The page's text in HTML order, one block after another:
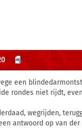
een
rondes niet rijdt,
wegrijden,
antwoord op van der